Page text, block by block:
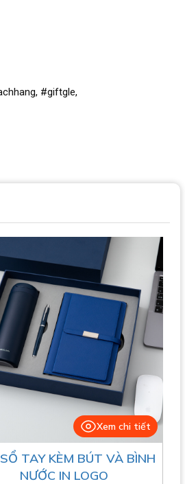
#giftgle,
Xem chi tiết
TAY KÈM BÚT VÀ BÌNH
NƯỚC IN LOGO